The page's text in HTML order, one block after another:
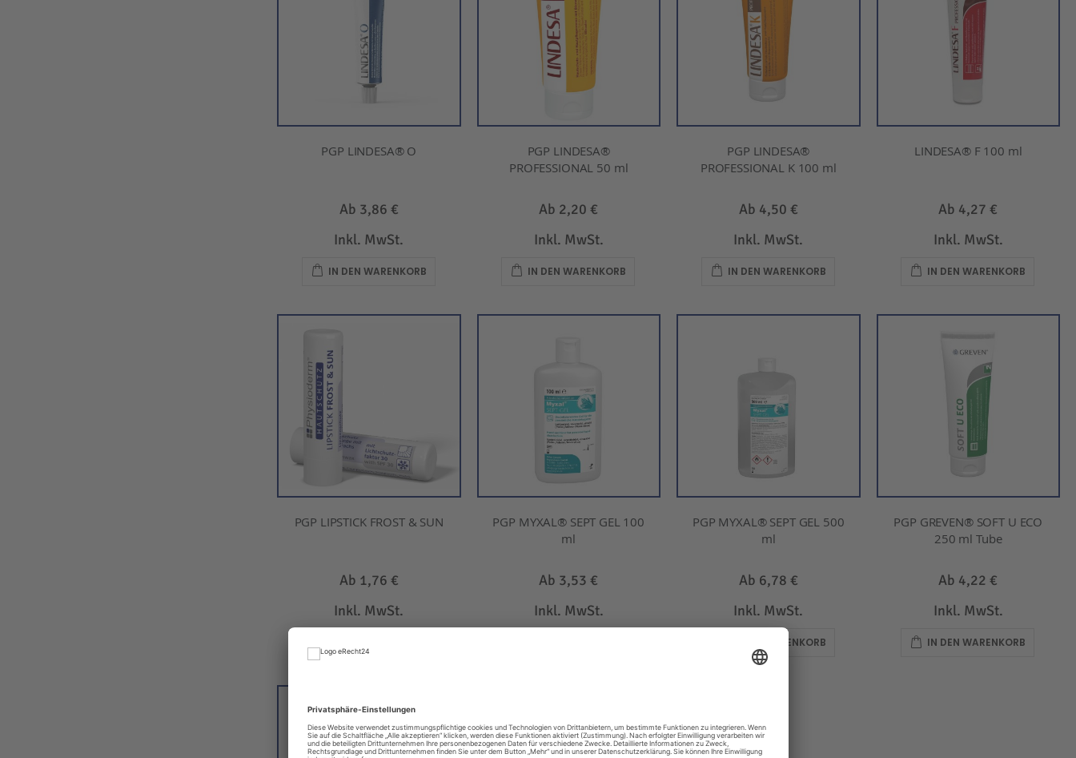
PGP LINDESA® O
Ab 3,86 €
Inkl. MwSt.
IN DEN WARENKORB
PGP LINDESA®
PROFESSIONAL 50 ml
Ab 2,20 €
Inkl. MwSt.
IN DEN WARENKORB
PGP LINDESA®
PROFESSIONAL K 100 ml
Ab 4,50 €
Inkl. MwSt.
IN DEN WARENKORB
LINDESA® F 100 ml
Ab 4,27 €
Inkl. MwSt.
IN DEN WARENKORB
PGP LIPSTICK FROST & SUN
Ab 1,76 €
Inkl. MwSt.
PGP MYXAL® SEPT GEL 100
ml
Ab 3,53 €
Inkl. MwSt.
PGP MYXAL® SEPT GEL 500
ml
Ab 6,78 €
Inkl. MwSt.
IN DEN WARENKORB
PGP GREVEN® SOFT U ECO
250 ml Tube
Ab 4,22 €
Inkl. MwSt.
IN DEN WARENKORB